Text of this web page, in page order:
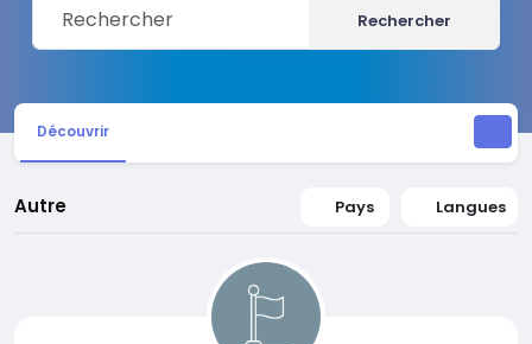
Rechercher
Découvrir
Autre Pays Langues